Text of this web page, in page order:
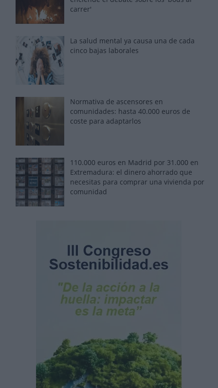
carrer'
La salud mental ya causa una de cada
cinco bajas laborales
Normativa de ascensores en
comunidades: hasta 40.000 euros de
coste para adaptarlos
110.000 euros en Madrid por 31.000 en
Extremadura: el dinero ahorrado que
necesitas para comprar una vivienda por
comunidad